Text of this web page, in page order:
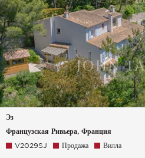
Эз
Французская Ривьера, Франция
V2029SJ Продажа Вилла